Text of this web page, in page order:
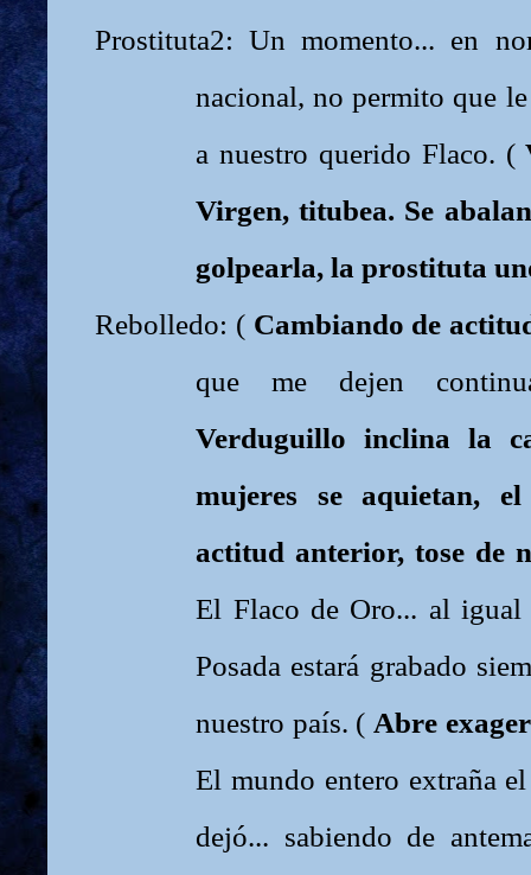
Prostituta2: Un momento... en
nacional, no permito que
a nuestro querido Flaco. (
Virgen, titubea. Se
golpearla, la prostituta
Rebolledo: ( Cambiando de
que me dejen
Verduguillo inclina la
mujeres se aquietan,
actitud anterior, tose de
El Flaco de Oro... al igual
Posada estará grabado
nuestro país. ( Abre
El mundo entero extraña
dejó... sabiendo de